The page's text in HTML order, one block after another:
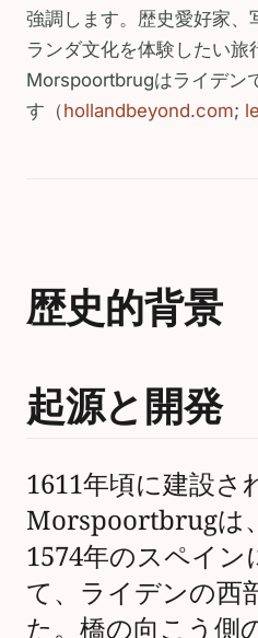
強調します。歴史愛好家、
ランダ文化を体験したい旅
Morspoortbrugはライデン
す（hollandbeyond.com;
歴史的背景
起源と開発
1611年頃に建設さ
Morspoortbrugは
1574年のスペイン
て、ライデンの西
た。橋の向こう側